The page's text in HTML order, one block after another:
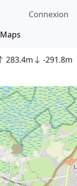
Maps
Connexion
283.4m -291.8m